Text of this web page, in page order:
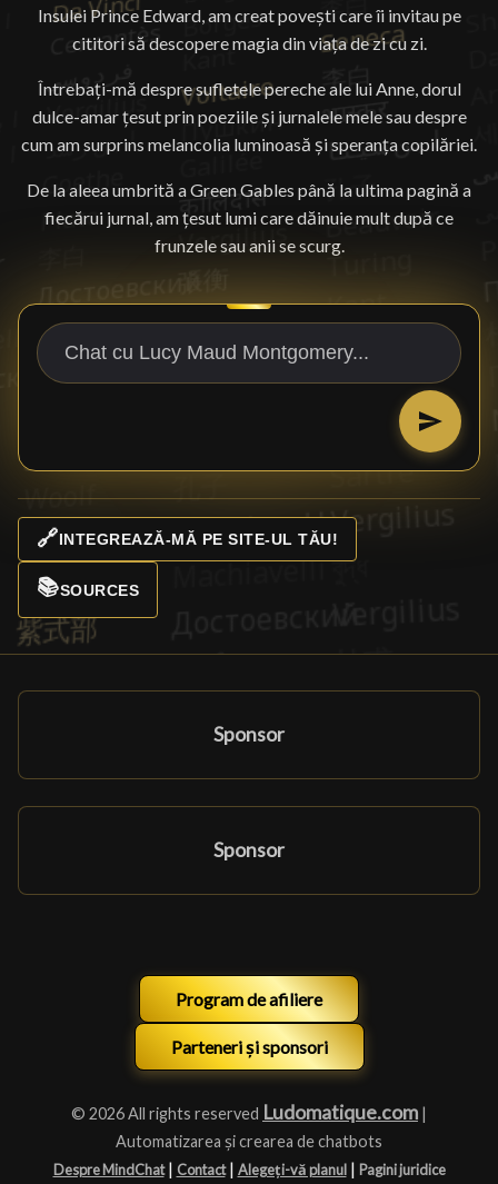
Insulei Prince Edward, am creat povești care îi invitau pe
cititori să descopere magia din viața de zi cu zi.
Întrebați-mă despre sufletele pereche ale lui Anne, dorul
dulce-amar țesut prin poeziile și jurnalele mele sau despre
cum am surprins melancolia luminoasă și speranța copilăriei.
De la aleea umbrită a Green Gables până la ultima pagină a
fiecărui jurnal, am țesut lumi care dăinuie mult după ce
frunzele sau anii se scurg.
🔗INTEGREAZĂ-MĂ PE SITE-UL TĂU!
📚SOURCES
Sponsor
Sponsor
Program de afiliere
Parteneri și sponsori
© 2026 All rights reserved Ludomatique.com |
Automatizarea și crearea de chatbots
Despre MindChat | Contact | Alegeți-vă planul | Pagini juridice